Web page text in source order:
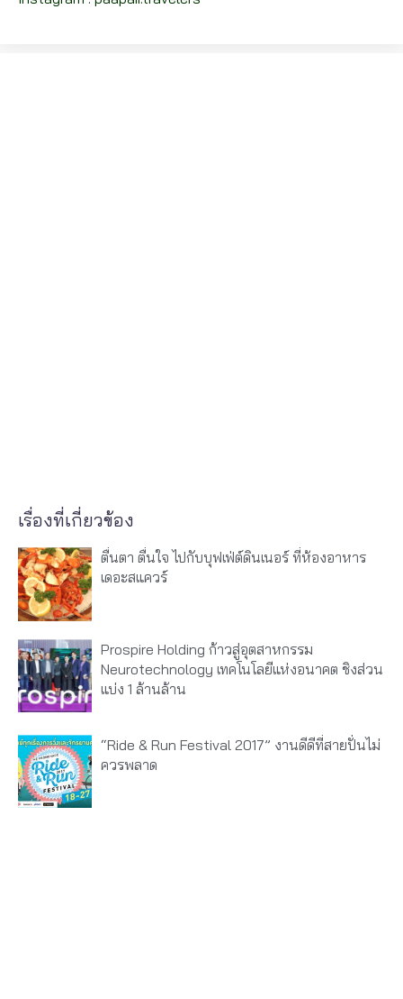
เรื่องที่เกี่ยวข้อง
ตื่นตา ตื่นใจ ไปกับบุฟเฟ่ต์ดินเนอร์ ที่ห้องอาหาร
เดอะสแควร์
Prospire Holding ก้าวสู่อุตสาหกรรม
Neurotechnology เทคโนโลยีแห่งอนาคต ชิงส่วน
แบ่ง 1 ล้านล้าน
“Ride & Run Festival 2017” งานดีดีที่สายปั่นไม่
ควรพลาด